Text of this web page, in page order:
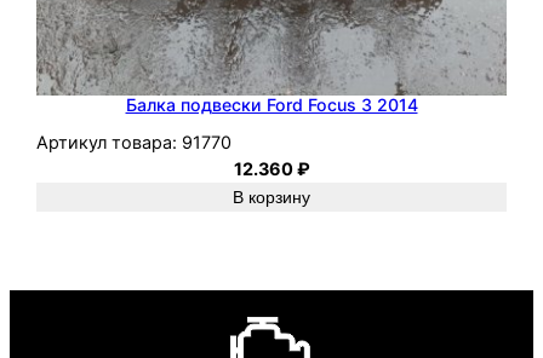
Балка подвески Ford Focus 3 2014
Артикул товара: 91770
12.360₽
В корзину